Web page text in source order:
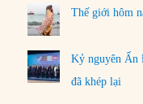
Thế giới hôm
Kỷ nguyên Ấn
đã khép lại